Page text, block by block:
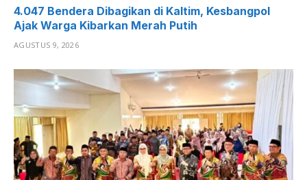
4.047 Bendera Dibagikan di Kaltim, Kesbangpol
Ajak Warga Kibarkan Merah Putih
AGUSTUS 9, 2026